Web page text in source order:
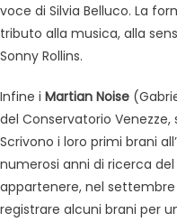
voce di Silvia Belluco. La
tributo alla musica, alla
Sonny Rollins.
Infine i Martian Noise
del Conservatorio
Scrivono i loro primi brani
numerosi anni di ricerca del
appartenere, nel settembre
registrare alcuni brani per